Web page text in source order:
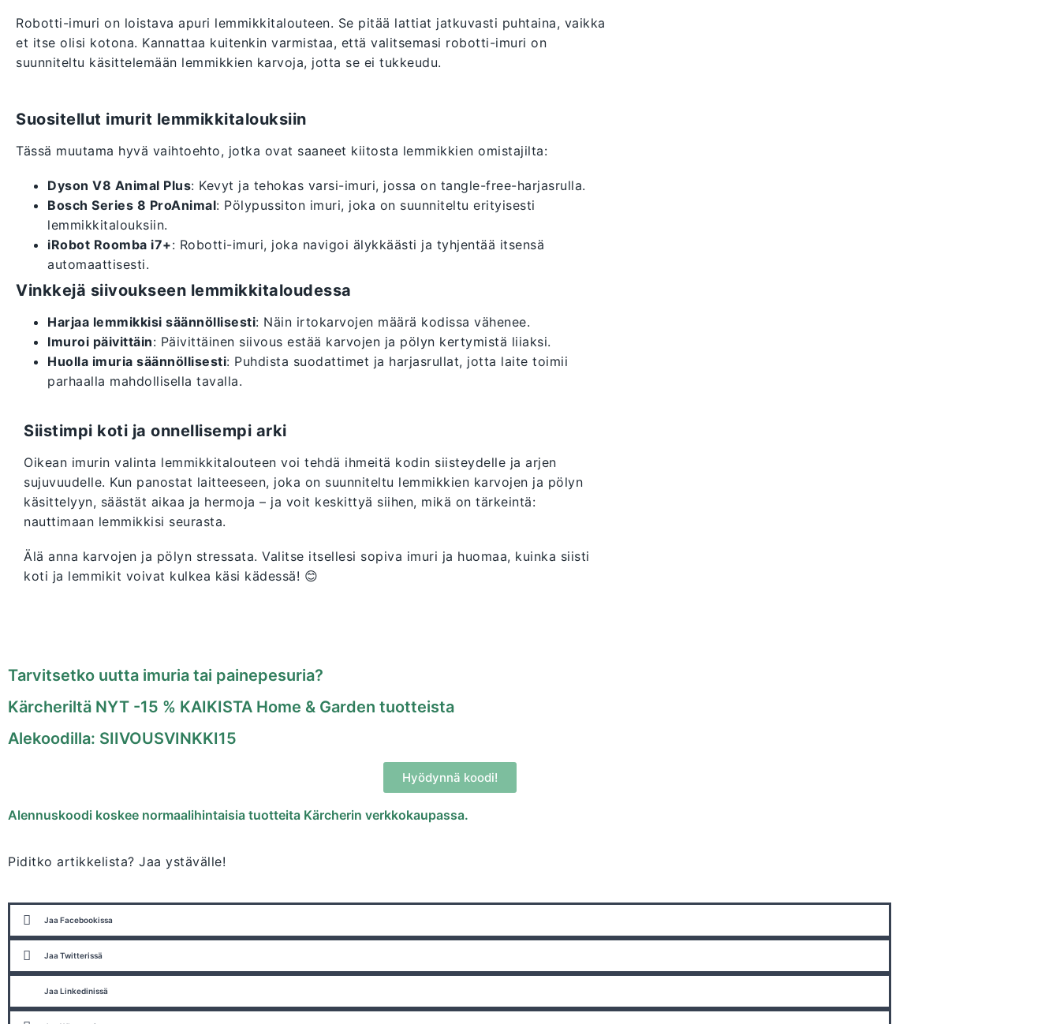
Robotti-imuri on loistava apuri lemmikkitalouteen. Se pitää lattiat jatkuvasti puhtaina, vaikka
et itse olisi kotona. Kannattaa kuitenkin varmistaa, että valitsemasi robotti-imuri on
suunniteltu käsittelemään lemmikkien karvoja, jotta se ei tukkeudu.
Suositellut imurit lemmikkitalouksiin
Tässä muutama hyvä vaihtoehto, jotka ovat saaneet kiitosta lemmikkien omistajilta:
Dyson V8 Animal Plus: Kevyt ja tehokas varsi-imuri, jossa on tangle-free-harjasrulla.
Bosch Series 8 ProAnimal: Pölypussiton imuri, joka on suunniteltu erityisesti
lemmikkitalouksiin.
iRobot Roomba i7+: Robotti-imuri, joka navigoi älykkäästi ja tyhjentää itsensä
automaattisesti.
Vinkkejä siivoukseen lemmikkitaloudessa
Harjaa lemmikkisi säännöllisesti: Näin irtokarvojen määrä kodissa vähenee.
Imuroi päivittäin: Päivittäinen siivous estää karvojen ja pölyn kertymistä liiaksi.
Huolla imuria säännöllisesti: Puhdista suodattimet ja harjasrullat, jotta laite toimii
parhaalla mahdollisella tavalla.
Siistimpi koti ja onnellisempi arki
Oikean imurin valinta lemmikkitalouteen voi tehdä ihmeitä kodin siisteydelle ja arjen
sujuvuudelle. Kun panostat laitteeseen, joka on suunniteltu lemmikkien karvojen ja pölyn
käsittelyyn, säästät aikaa ja hermoja – ja voit keskittyä siihen, mikä on tärkeintä:
nauttimaan lemmikkisi seurasta.
Älä anna karvojen ja pölyn stressata. Valitse itsellesi sopiva imuri ja huomaa, kuinka siisti
koti ja lemmikit voivat kulkea käsi kädessä! 😊
Tarvitsetko uutta imuria tai painepesuria?
Kärcheriltä NYT -15 % KAIKISTA Home & Garden tuotteista
Alekoodilla: SIIVOUSVINKKI15
Hyödynnä koodi!
Alennuskoodi koskee normaalihintaisia tuotteita Kärcherin verkkokaupassa.
Piditko artikkelista? Jaa ystävälle!
Jaa Facebookissa
Jaa Twitterissä
Jaa Linkedinissä